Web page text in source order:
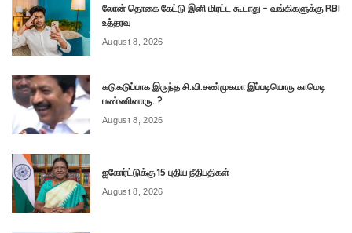
லோன் தொகை கேட்டு இனி மிரட்ட கூடாது – வங்கிகளுக்கு RBI
உத்தரவு
August 8, 2026
கடுகடுப்பாக இருந்த சி.வி.சண்முகமா இப்படியொரு காமெடி
பண்ணினாரு..?
August 8, 2026
ஐகோர்ட்டுக்கு 15 புதிய நீதிபதிகள்
August 8, 2026